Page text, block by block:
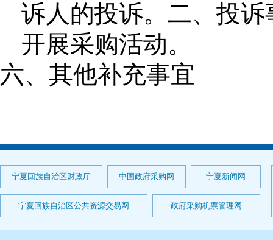
诉人的投诉。二、投
开展采购活动。
六、其他补充事宜
宁夏回族自治区财政厅 中国政府采购网 宁夏新闻网
宁夏回族自治区公共资源交易网 政府采购机票管理网